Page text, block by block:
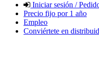
Iniciar sesión /
Precio fijo por 1 año
Empleo
Conviértete en